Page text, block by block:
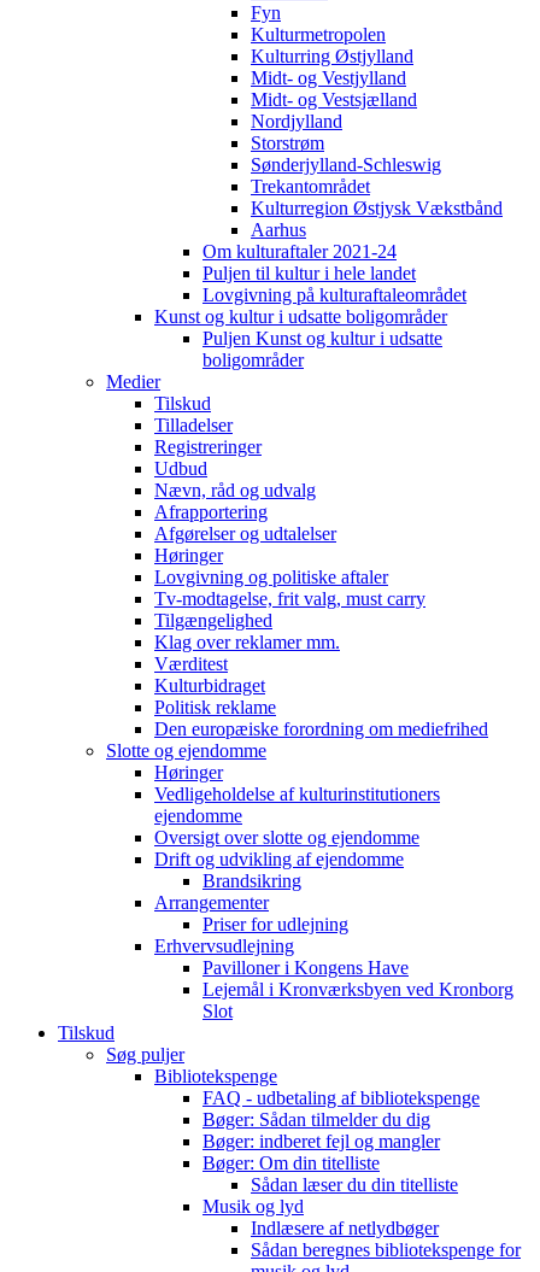
Fyn
Kulturmetropolen
Kulturring Østjylland
Midt- og Vestjylland
Midt- og Vestsjælland
Nordjylland
Storstrøm
Sønderjylland-Schleswig
Trekantområdet
Kulturregion Østjysk Vækstbånd
Aarhus
Om kulturaftaler 2021-24
Puljen til kultur i hele landet
Lovgivning på kulturaftaleområdet
Kunst og kultur i udsatte boligområder
Puljen Kunst og kultur i udsatte
boligområder
Medier
Tilskud
Tilladelser
Registreringer
Udbud
Nævn, råd og udvalg
Afrapportering
Afgørelser og udtalelser
Høringer
Lovgivning og politiske aftaler
Tv-modtagelse, frit valg, must carry
Tilgængelighed
Klag over reklamer mm.
Værditest
Kulturbidraget
Politisk reklame
Den europæiske forordning om mediefrihed
Slotte og ejendomme
Høringer
Vedligeholdelse af kulturinstitutioners
ejendomme
Oversigt over slotte og ejendomme
Drift og udvikling af ejendomme
Brandsikring
Arrangementer
Priser for udlejning
Erhvervsudlejning
Pavilloner i Kongens Have
Lejemål i Kronværksbyen ved Kronborg
Slot
Tilskud
Søg puljer
Bibliotekspenge
FAQ - udbetaling af bibliotekspenge
Bøger: Sådan tilmelder du dig
Bøger: indberet fejl og mangler
Bøger: Om din titelliste
Sådan læser du din titelliste
Musik og lyd
Indlæsere af netlydbøger
Sådan beregnes bibliotekspenge for